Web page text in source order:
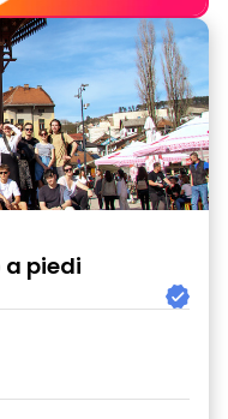
a piedi